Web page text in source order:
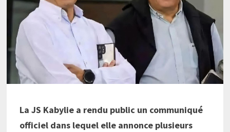
La JS Kabylie a rendu public un communiqué
officiel dans lequel elle annonce plusieurs